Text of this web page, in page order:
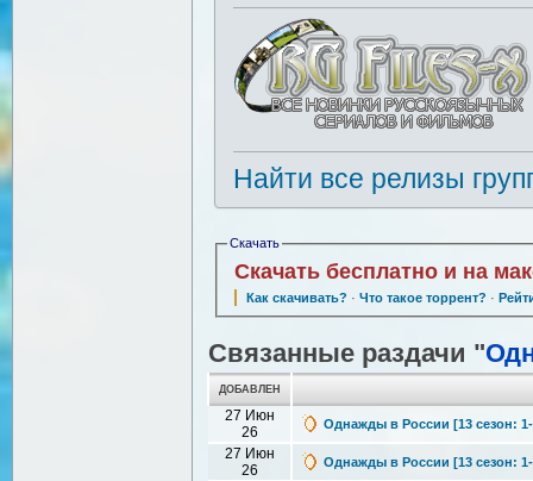
Найти все релизы
Скачать
Скачать бесплатно и на
Как скачивать? · Что такое торрент? ·
Связанные раздачи "
ДОБАВЛЕН
27 Июн
26
Однажды в России [13 сезон:
27 Июн
26
Однажды в России [13 сезон: